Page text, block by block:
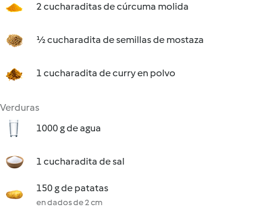
2 cucharaditas de cúrcuma molida
½ cucharadita de semillas de mostaza
1 cucharadita de curry en polvo
Verduras
1000 g de agua
1 cucharadita de sal
150 g de patatas
en dados de 2 cm